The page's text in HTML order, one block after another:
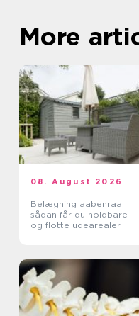
More
08. August 2026
Belægning aabenraa
sådan får du holdbare
og flotte udearealer